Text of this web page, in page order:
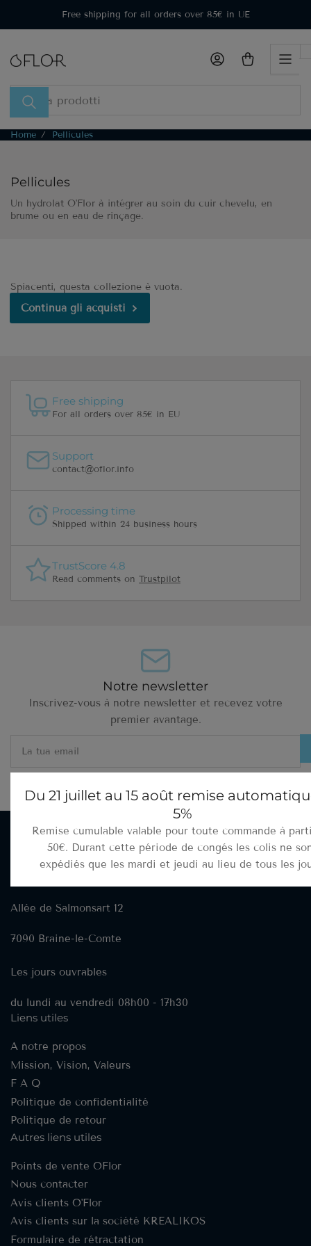
Free shipping for all orders over 85€ in UE
Cerca
prodotti
AccediApri il mini carrello
Home / Pellicules
Pellicules
Un hydrolat O'Flor à intégrer au soin du cuir chevelu, en
brume ou en eau de rinçage.
Spiacenti, questa collezione è vuota.
Continua gli acquisti
Free shipping
For all orders over 85€ in EU
Support
contact@oflor.info
Processing time
Shipped within 24 business hours
TrustScore 4.8
Read comments on Trustpilot
Notre newsletter
Inscrivez-vous à notre newsletter et recevez votre
premier avantage.
tua
Point d'enlèvement de commandes
Allée de Salmonsart 12
7090 Braine-le-Comte
Les jours ouvrables
du lundi au vendredi 08h00 - 17h30
Liens utiles
A notre propos
Mission, Vision, Valeurs
F A Q
Politique de confidentialité
Politique de retour
Autres liens utiles
Points de vente OFlor
Nous contacter
Avis clients O'Flor
Avis clients sur la société KREALIKOS
Formulaire de rétractation
Du 21 juillet au 15 août remise
5%
Remise cumulable valable pour toute commande à
50€. Durant cette période de congés les colis ne
expédiés que les mardi et jeudi au lieu de tous les